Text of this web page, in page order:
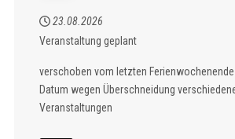
23.08.2026
Veranstaltung geplant
verschoben vom letzten
Datum wegen Überschneidung
Veranstaltungen